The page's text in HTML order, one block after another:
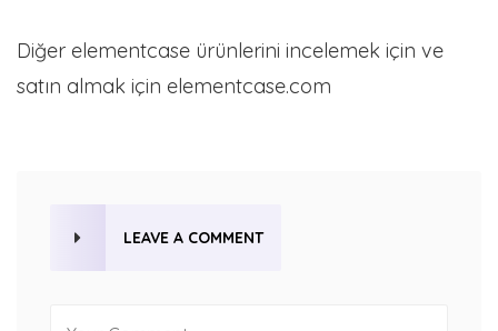
Diğer elementcase ürünlerini incelemek için ve
satın almak için elementcase.com
LEAVE A COMMENT